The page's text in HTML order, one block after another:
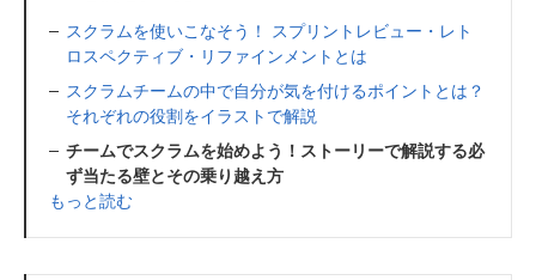
スクラムを使いこなそう！ スプリントレビュー・レト
ロスペクティブ・リファインメントとは
スクラムチームの中で自分が気を付けるポイントとは？
それぞれの役割をイラストで解説
チームでスクラムを始めよう！ストーリーで解説する必
ず当たる壁とその乗り越え方
もっと読む